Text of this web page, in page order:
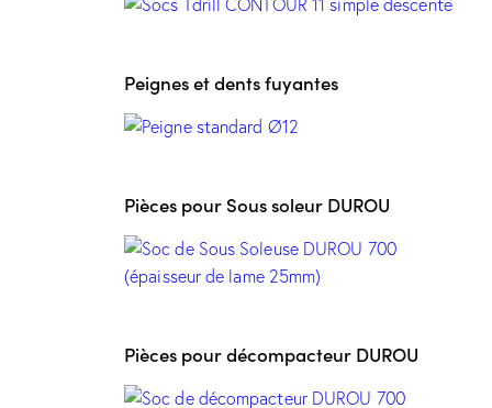
Peignes et dents fuyantes
Pièces pour Sous soleur DUROU
Pièces pour décompacteur DUROU